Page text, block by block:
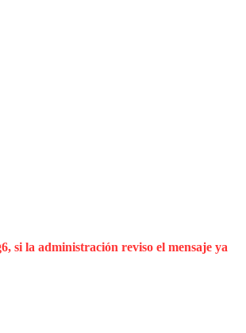
si la administración reviso el mensaje ya